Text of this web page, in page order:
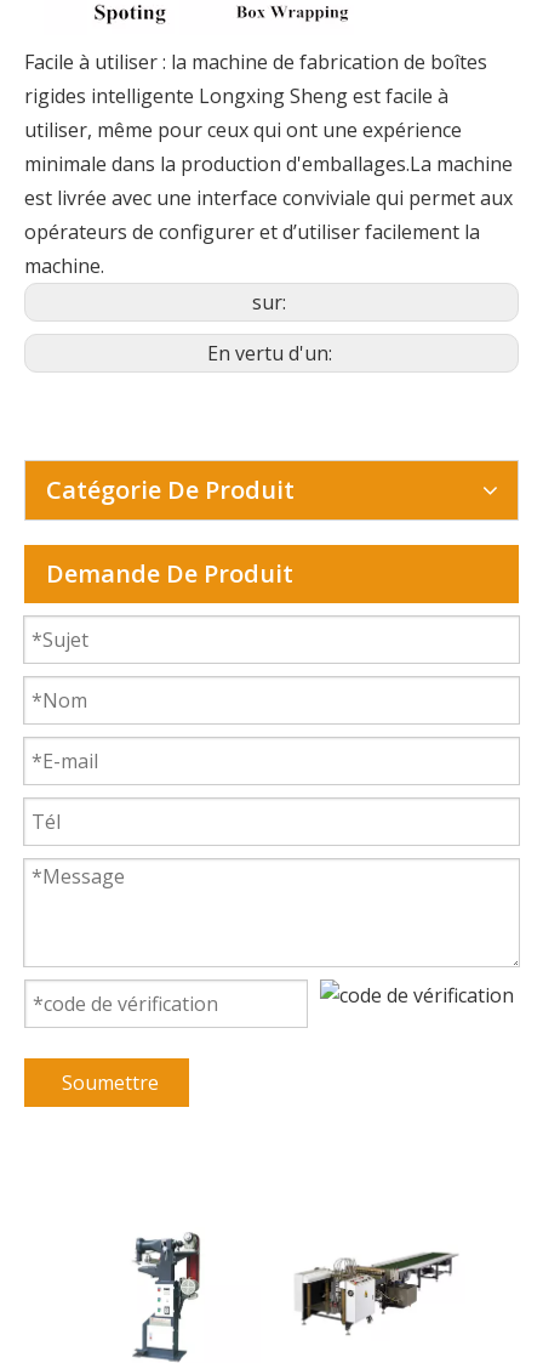
Facile à utiliser : la machine de fabrication de boîtes
rigides intelligente Longxing Sheng est facile à
utiliser, même pour ceux qui ont une expérience
minimale dans la production d'emballages.La machine
est livrée avec une interface conviviale qui permet aux
opérateurs de configurer et d’utiliser facilement la
machine.
sur:
En vertu d'un:
Catégorie De Produit
Demande De Produit
Soumettre